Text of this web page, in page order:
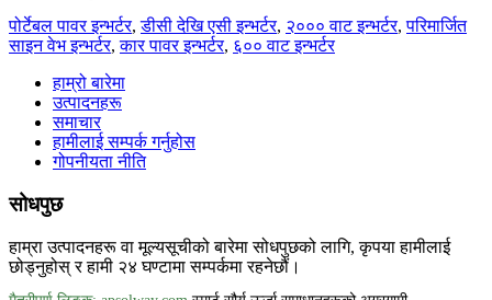
पोर्टेबल पावर इन्भर्टर,डीसी देखि एसी इन्भर्टर, २००० वाट इन्भर्टर,परिमार्जित
साइन वेभ इन्भर्टर,कार पावर इन्भर्टर, ६०० वाट इन्भर्टर
हाम्रो बारेमा
उत्पादनहरू
समाचार
हामीलाई सम्पर्क गर्नुहोस
गोपनीयता नीति
सोधपुछ
हाम्रा उत्पादनहरू वा मूल्यसूचीको बारेमा सोधपुछको लागि, कृपया हामीलाई
छोड्नुहोस् र हामी २४ घण्टामा सम्पर्कमा रहनेछौं।